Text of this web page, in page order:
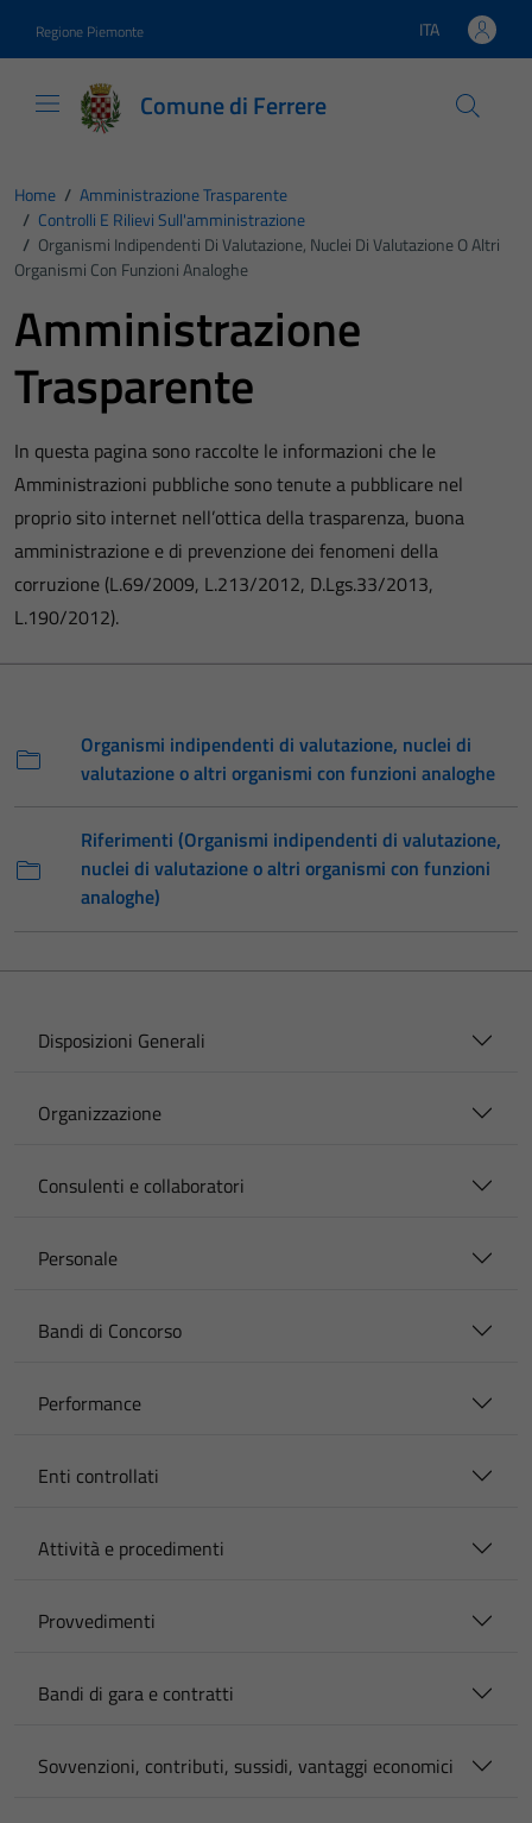
Regione Piemonte Lingua attiva:
ITA
Comune di Ferrere
Home / Amministrazione Trasparente
/ Controlli E Rilievi Sull'amministrazione
/ Organismi Indipendenti Di Valutazione, Nuclei Di Valutazione O Altri
Organismi Con Funzioni Analoghe
Amministrazione
Trasparente
In questa pagina sono raccolte le informazioni che le
Amministrazioni pubbliche sono tenute a pubblicare nel
proprio sito internet nell’ottica della trasparenza, buona
amministrazione e di prevenzione dei fenomeni della
corruzione (L.69/2009, L.213/2012, D.Lgs.33/2013,
L.190/2012).
Organismi indipendenti di valutazione, nuclei di
valutazione o altri organismi con funzioni analoghe
Riferimenti (Organismi indipendenti di valutazione,
nuclei di valutazione o altri organismi con funzioni
analoghe)
Disposizioni Generali
Organizzazione
Consulenti e collaboratori
Personale
Bandi di Concorso
Performance
Enti controllati
Attività e procedimenti
Provvedimenti
Bandi di gara e contratti
Sovvenzioni, contributi, sussidi, vantaggi economici